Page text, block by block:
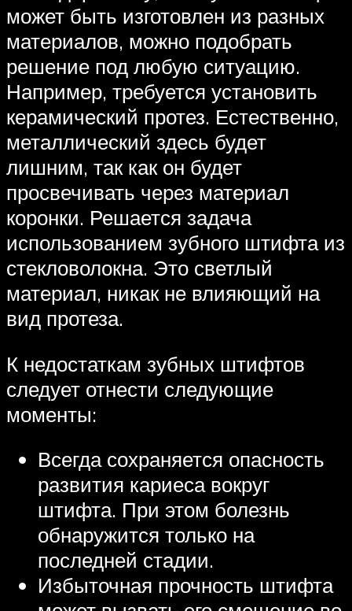
может быть изготовлен из разных
материалов, можно подобрать
решение под любую ситуацию.
Например, требуется установить
керамический протез. Естественно,
металлический здесь будет
лишним, так как он будет
просвечивать через материал
коронки. Решается задача
использованием зубного штифта из
стекловолокна. Это светлый
материал, никак не влияющий на
вид протеза.
К недостаткам зубных штифтов
следует отнести следующие
моменты:
Всегда сохраняется опасность
развития кариеса вокруг
штифта. При этом болезнь
обнаружится только на
последней стадии.
Избыточная прочность штифта